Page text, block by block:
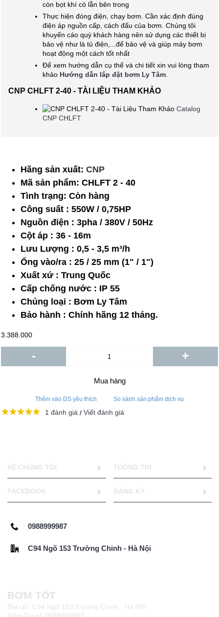
còn bọt khí có lẫn bên trong
Thực hiện đóng điện, chạy bơm. Cần xác định đúng
điện áp nguồn cấp, cách đấu của bơm. Chúng tôi
khuyến cáo quý khách hàng nên sử dụng các thiết bị
bảo vệ như là tủ điện,...để bảo vệ và giúp máy bơm
hoạt động một cách tốt nhất
Để xem hướng dẫn cụ thể và chi tiết xin vui lòng tham
khảo Hướng dẫn lắp đặt bơm Ly Tâm
CNP CHLFT 2-40 - TÀI LIỆU THAM KHẢO
Catalog
CNP CHLFT
Hãng sản xuất: CNP
Mã sản phẩm: CHLFT 2 - 40
Tình trạng: Còn hàng
Công suất : 550W / 0,75HP
Nguồn điện : 3pha / 380V / 50Hz
Cột áp : 36 - 16m
Lưu Lượng : 0,5 - 3,5 m³/h
Ống vào/ra : 25 / 25 mm (1" / 1")
Xuất xứ : Trung Quốc
Cấp chống nước : IP 55
Chủng loại : Bơm Ly Tâm
Bảo hành : Chính hãng 12 tháng.
3.388.000
- +
Mua hàng
Thêm vào DS yêu thích So sánh sản phẩm dịch vụ
1 đánh giá / Viết đánh giá
VỀ CHÚNG TÔI THÔNG TIN
FACEBOOK ĐĂNG KÝ
0988999987
C94 Ngõ 153 Trường Chinh - Hà Nội
BƠM TỐT
Địa chỉ: C94 Ngõ 153 Trường Chinh - Hà Nội